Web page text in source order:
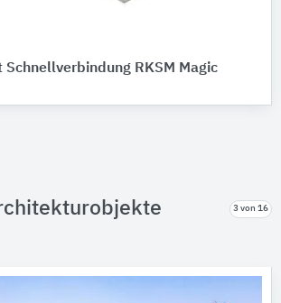
RKSM Magic
3 von 16